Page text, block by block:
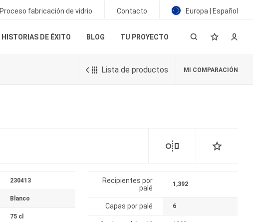
Proceso fabricación de vidrio Contacto Europa | Español
HISTORIAS DE ÉXITO BLOG TU PROYECTO
Lista de productos MI COMPARACIÓN
230413
Blanco
75 cl
Recipientes por
palé
1,392
Capas por palé 6